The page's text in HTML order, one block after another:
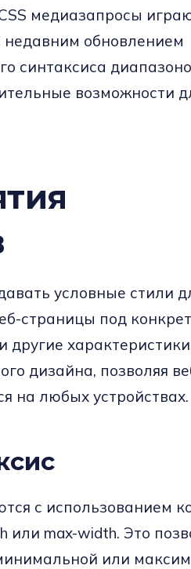
медиазапросы
недавним обновлением
синтаксиса
возможности
условные стили
страницы под
другие
дизайна, позволяя
на любых устройствах.
с использованием
или max-width. Это
или